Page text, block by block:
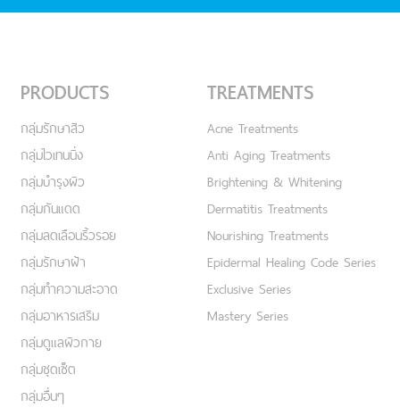
PRODUCTS
กลุ่มรักษาสิว
กลุ่มไวเทนนิ่ง
กลุ่มบำรุงผิว
กลุ่มกันแดด
กลุ่มลดเลือนริ้วรอย
กลุ่มรักษาฝ้า
กลุ่มทำความสะอาด
กลุ่มอาหารเสริม
กลุ่มดูแลผิวกาย
กลุ่มชุดเซ็ต
กลุ่มอื่นๆ
TREATMENTS
Acne Treatments
Anti Aging Treatments
Brightening & Whitening
Dermatitis Treatments
Nourishing Treatments
Epidermal Healing Code Series
Exclusive Series
Mastery Series